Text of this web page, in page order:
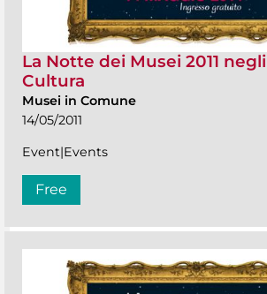
La Notte dei Musei 2011
Cultura
Musei in Comune
14/05/2011
Event|Events
Free